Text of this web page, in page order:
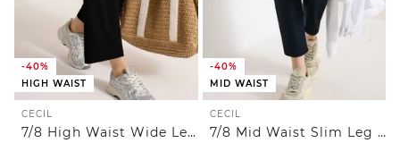
-40%
HIGH WAIST
CECIL
7/8 High Waist Wide Leg Jerseyhose im Loose Fit
-40%
MID WAIST
CECIL
7/8 Mid Waist Slim Leg Hose im Casual Fit